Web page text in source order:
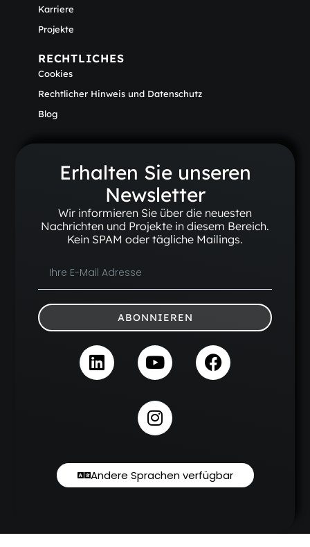
Karriere
Projekte
RECHTLICHES
Cookies
Rechtlicher Hinweis und Datenschutz
Blog
Erhalten Sie unseren
Newsletter
Wir informieren Sie über die neuesten
Nachrichten und Projekte in diesem Bereich.
Kein SPAM oder tägliche Mailings.
ABONNIEREN
Andere Sprachen verfügbar